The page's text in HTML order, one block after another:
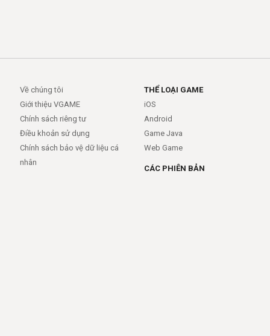
Về chúng tôi
Giới thiệu VGAME
Chính sách riêng tư
Điều khoản sử dụng
Chính sách bảo vệ dữ liệu cá
nhân
THỂ LOẠI GAME
iOS
Android
Game Java
Web Game
CÁC PHIÊN BẢN